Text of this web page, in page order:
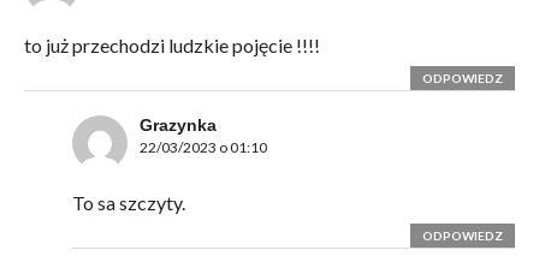
to już przechodzi ludzkie pojęcie !!!!
ODPOWIEDZ
Grazynka
22/03/2023 o 01:10
To sa szczyty.
ODPOWIEDZ